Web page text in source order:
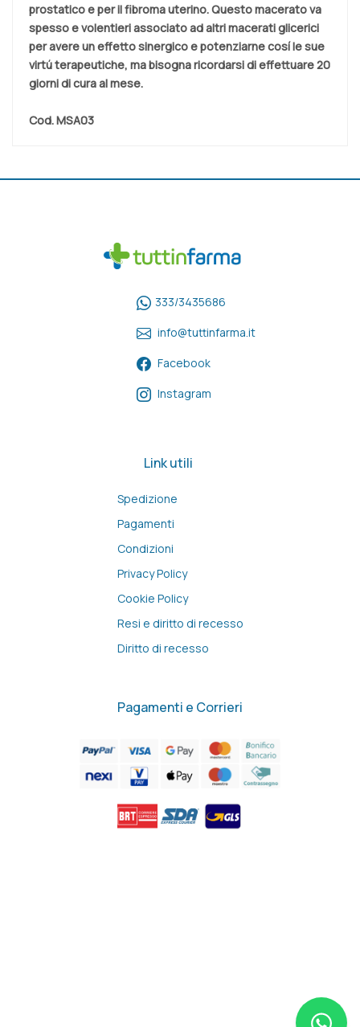
prostatico e per il fibroma uterino. Questo macerato va
spesso e volentieri associato ad altri macerati glicerici
per avere un effetto sinergico e potenziarne cosí le sue
virtú terapeutiche, ma bisogna ricordarsi di effettuare 20
giorni di cura al mese.
Cod.MSA03
333/3435686
info@tuttinfarma.it
Facebook
Instagram
Link utili
Spedizione
Pagamenti
Condizioni
Privacy Policy
Cookie Policy
Resi e diritto di recesso
Diritto di recesso
Pagamenti e Corrieri